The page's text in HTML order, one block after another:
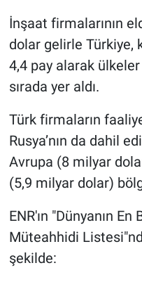
İnşaat firmalarının
dolar gelirle Türkiye,
4,4 pay alarak
sırada yer aldı.
Türk firmaların
Rusya’nın da dahil
Avrupa (8 milyar
(5,9 milyar dolar)
ENR'ın "Dünyanın
Müteahhidi
şekilde: